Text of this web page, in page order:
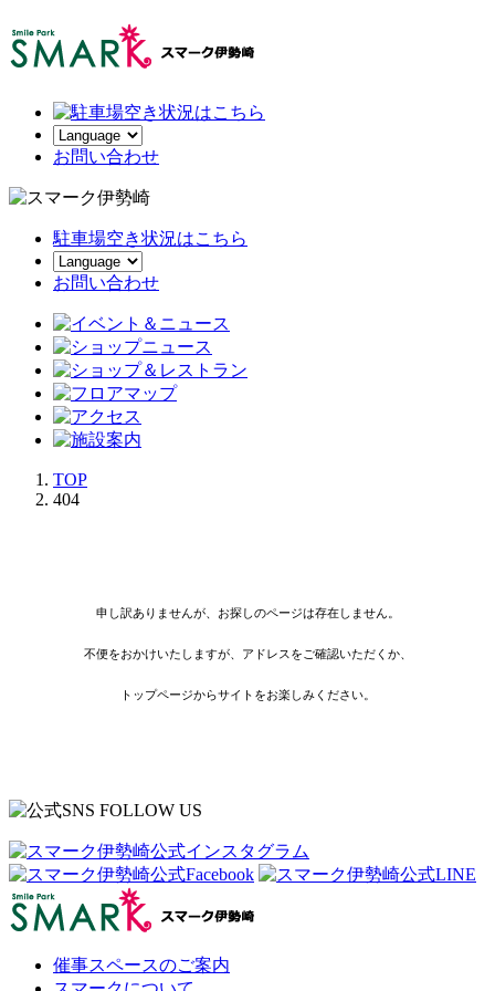
お問い合わせ
駐車場空き状況はこちら
お問い合わせ
TOP
404
申し訳ありませんが、お探しのページは存在しません。
不便をおかけいたしますが、アドレスをご確認いただくか、
トップページからサイトをお楽しみください。
催事スペースのご案内